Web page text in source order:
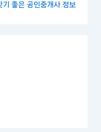
좋은 공인중개사 정보